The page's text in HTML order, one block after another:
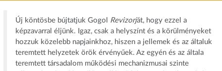
Új köntösbe bújtatjuk Gogol Revizorját, hogy ezzel a
képzavarral éljünk. Igaz, csak a helyszínt és a körülményeket
hozzuk közelebb napjainkhoz, hiszen a jellemek és az általuk
teremtett helyzetek örök érvényűek. Az egyén és az általa
teremtett társadalom működési mechanizmusai szinte